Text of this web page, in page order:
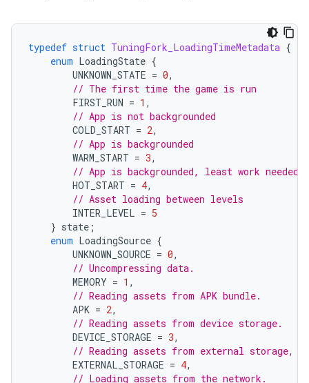
typedef struct TuningFork_LoadingTimeMetadata {
enum LoadingState {
UNKNOWN_STATE = 0,
// The first time the game is run
FIRST_RUN = 1 ,
// App is not backgrounded
COLD_START = 2,
// App is backgrounded
WARM_START = 3,
// App is backgrounded, least work needed
HOT_START = 4,
// Asset loading between levels
INTER_LEVEL = 5
} state ;
enum LoadingSource {
UNKNOWN_SOURCE = 0,
// Uncompressing data.
MEMORY = 1 ,
// Reading assets from APK bundle.
APK = 2,
// Reading assets from device storage.
DEVICE_STORAGE = 3,
// Reading assets from external storage,
EXTERNAL_STORAGE = 4,
// Loading assets from the network.